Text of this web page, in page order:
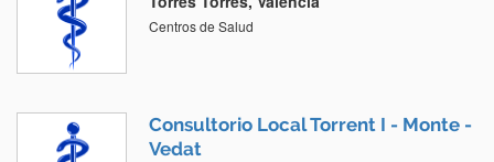
Centros de Salud
Consultorio Local Torrent I - Monte -
Vedat